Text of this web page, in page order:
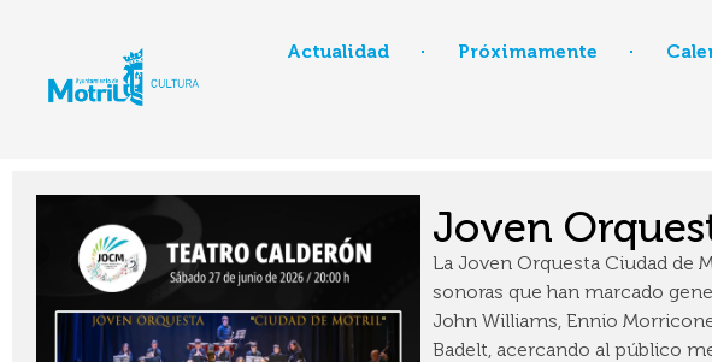
Actualidad Próximamente
Joven
La Joven Orquesta Ciudad de
sonoras que han marcado
John Williams, Ennio
Badelt, acercando al público